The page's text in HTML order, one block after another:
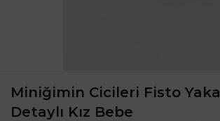
Miniğimin Cicileri Fisto Yaka
Detaylı Kız Bebe